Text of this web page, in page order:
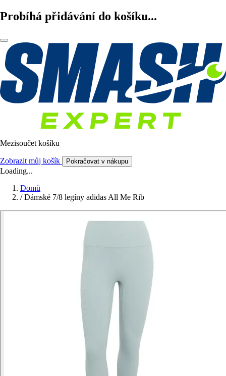
Probíhá přidávání do košíku...
Mezisoučet košíku
Zobrazit můj košík Pokračovat v nákupu
Loading...
Domů
/ Dámské 7/8 legíny adidas All Me Rib